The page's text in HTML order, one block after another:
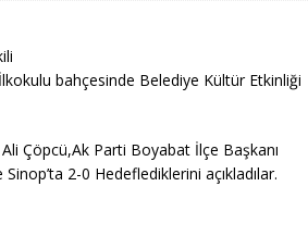
bahçesinde Belediye Kültür Etkinliği
Çöpcü,Ak Parti Boyabat İlçe Başkanı
2-0 Hedeflediklerini açıkladılar.